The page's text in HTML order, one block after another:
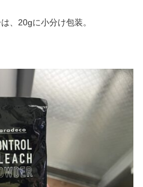
、20gに小分け包装。